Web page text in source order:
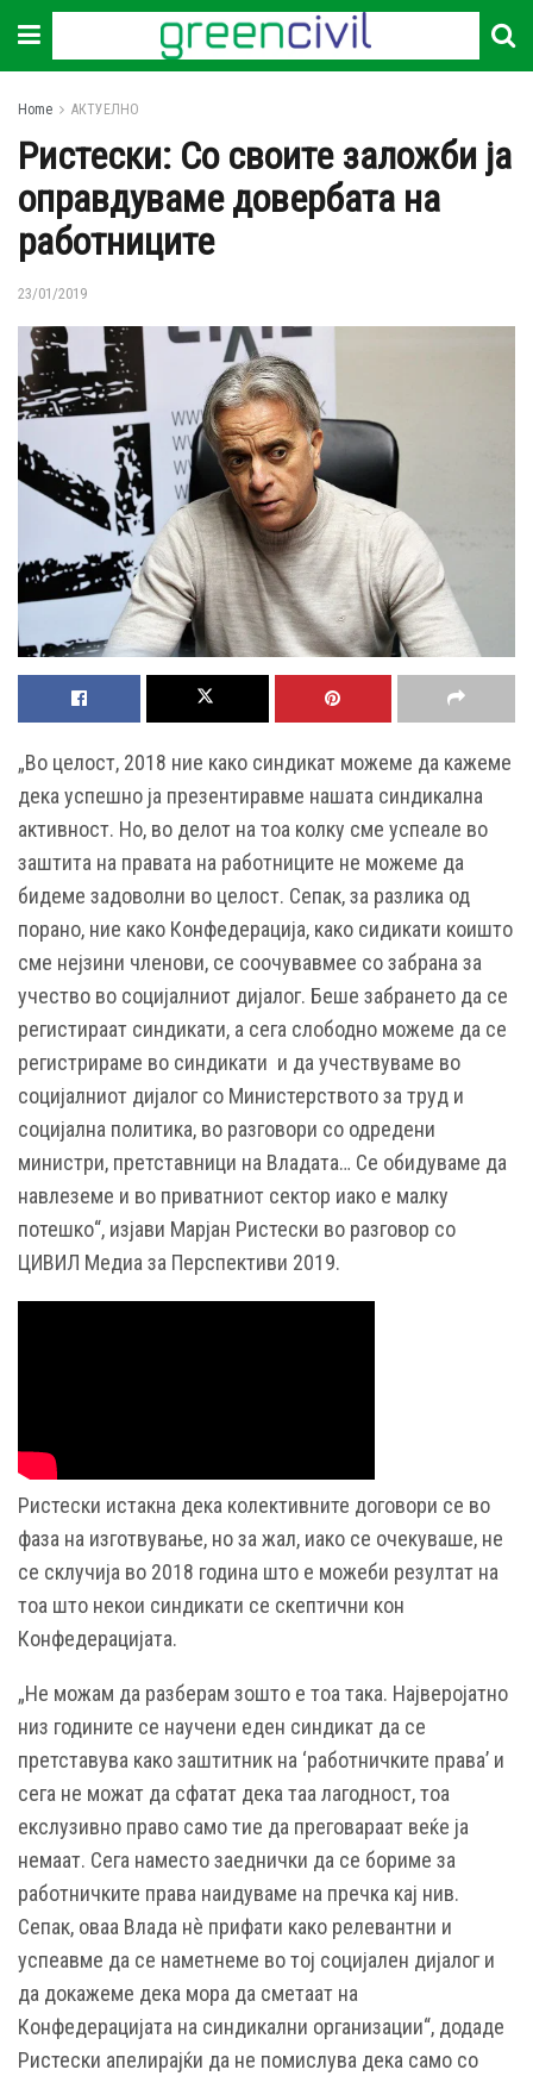
Home АКТУЕЛНО
Ристески: Со своите заложби ја
оправдуваме довербата на
работниците
23/01/2019
„Во целост, 2018 ние како синдикат можеме да кажеме
дека успешно ја презентиравме нашата синдикална
активност. Но, во делот на тоа колку сме успеале во
заштита на правата на работниците не можеме да
бидеме задоволни во целост. Сепак, за разлика од
порано, ние како Конфедерација, како сидикати коишто
сме нејзини членови, се соочувавмее со забрана за
учество во социјалниот дијалог. Беше забрането да се
регистираат синдикати, а сега слободно можеме да се
регистрираме во синдикати и да учествуваме во
социјалниот дијалог со Министерството за труд и
социјална политика, во разговори со одредени
министри, претставници на Владата… Се обидуваме да
навлеземе и во приватниот сектор иако е малку
потешко“, изјави Марјан Ристески во разговор со
ЦИВИЛ Медиа за Перспективи 2019.
Ристески истакна дека колективните договори се во
фаза на изготвување, но за жал, иако се очекуваше, не
се склучија во 2018 година што е можеби резултат на
тоа што некои синдикати се скептични кон
Конфедерацијата.
„Не можам да разберам зошто е тоа така. Најверојатно
низ годините се научени еден синдикат да се
претставува како заштитник на ‘работничките права’ и
сега не можат да сфатат дека таа лагодност, тоа
екслузивно право само тие да преговараат веќе ја
немаат. Сега наместо заеднички да се бориме за
работничките права наидуваме на пречка кај нив.
Сепак, оваа Влада нè прифати како релевантни и
успеавме да се наметнеме во тој социјален дијалог и
да докажеме дека мора да сметаат на
Конфедерацијата на синдикални организации“, додаде
Ристески апелирајќи да не помислува дека само со